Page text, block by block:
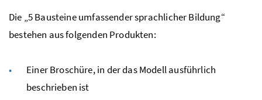
Die „5 Bausteine umfassender sprachlicher Bildung“
bestehen aus folgenden Produkten:
Einer Broschüre, in der das Modell ausführlich
beschrieben ist